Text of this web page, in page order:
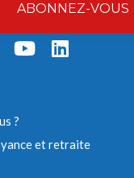
ABONNEZ-VOUS
?
et retraite